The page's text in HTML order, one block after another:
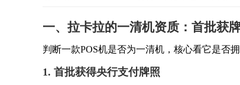
一、拉卡拉的一清机资质：首批获
判断一款POS机是否为一清机，核心看它是否
1. 首批获得央行支付牌照